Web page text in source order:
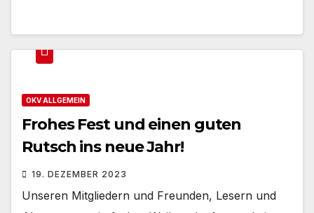
OKV ALLGEMEIN
Frohes Fest und einen guten
Rutsch ins neue Jahr!
19. DEZEMBER 2023
Unseren Mitgliedern und Freunden, Lesern und